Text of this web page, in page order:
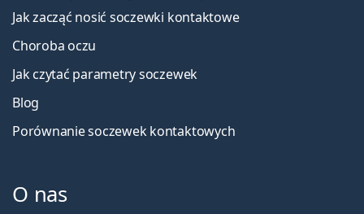
Jak zacząć nosić soczewki kontaktowe
Choroba oczu
Jak czytać parametry soczewek
Blog
Porównanie soczewek kontaktowych
O nas